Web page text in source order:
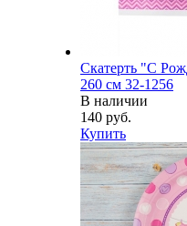
Скатерть "С
260 см 32-1256
В наличии
140 руб.
Купить